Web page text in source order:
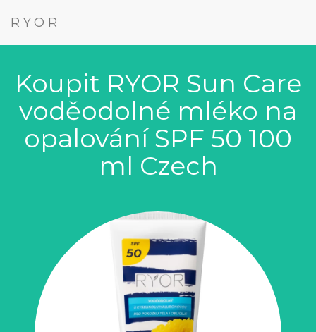
RYOR
Koupit RYOR Sun Care
voděodolné mléko na
opalování SPF 50 100
ml Czech